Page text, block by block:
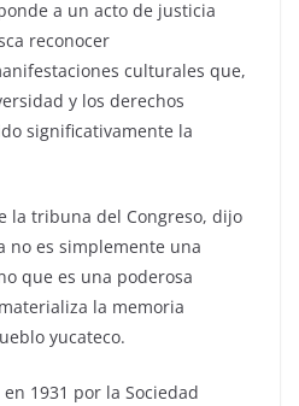
a un acto de justicia
reconocer
culturales que,
y los derechos
significativamente la
la tribuna del Congreso, dijo
no es simplemente una
que es una poderosa
la memoria
yucateco.
1931 por la Sociedad